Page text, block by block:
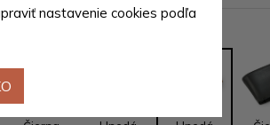
nastavenie cookies podľa